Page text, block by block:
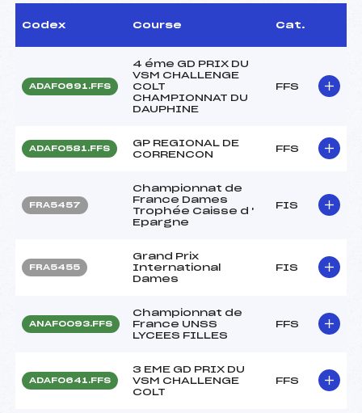
Codex Course Cat.
ADAF0691.FFS
4 éme GD PRIX DU
VSM CHALLENGE
COLT
CHAMPIONNAT DU
DAUPHINE
FFS
ADAF0581.FFS
GP REGIONAL DE
CORRENCON
FFS
FRA5457
Championnat de
France Dames
Trophée Caisse d '
Epargne
FIS
FRA5455
Grand Prix
International
Dames
FIS
ANAF0093.FFS
Championnat de
France UNSS
LYCEES FILLES
FFS
ADAF0641.FFS
3 EME GD PRIX DU
VSM CHALLENGE
COLT
FFS